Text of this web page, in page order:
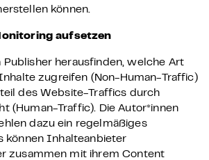
können.
aufsetzen
Publisher herausfinden, welche Art
zugreifen (Non-Human-Traffic)
des Website-Traffics durch
(Human-Traffic). Die Autor*innen
dazu ein regelmäßiges
können Inhalteanbieter
zusammen mit ihrem Content